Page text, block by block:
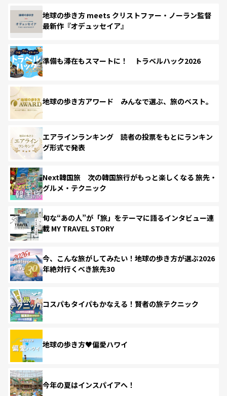
地球の歩き方 meets クリストファー・ノーラン監督
最新作『オデュッセイア』
準備も滞在もスマートに！ トラベルハック2026
地球の歩き方アワード みんなで選ぶ、旅のベスト。
エアラインランキング 読者の投票をもとにランキン
グ形式で発表
Next韓国旅 次の韓国旅行がもっと楽しくなる 旅先・
グルメ・テクニック
旬な“あの人”が「旅」をテーマに語るインタビュー連
載 MY TRAVEL STORY
今、こんな旅がしてみたい！地球の歩き方が選ぶ2026
年絶対行くべき旅先30
コスパもタイパもかなえる！賢者の旅テクニック
地球の歩き方♥偏愛ハワイ
今年の夏はインスパイアへ！